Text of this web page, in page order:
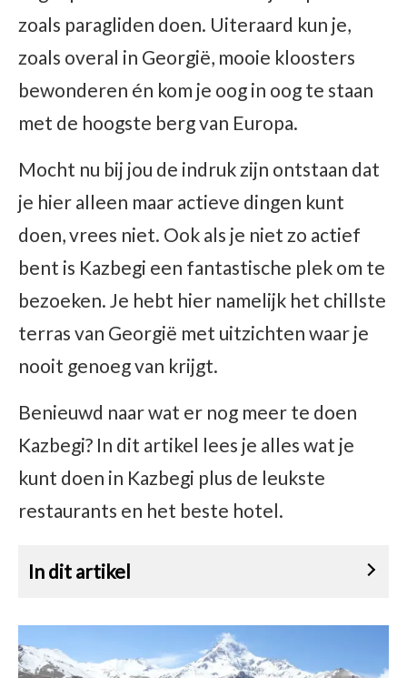
zoals paragliden doen. Uiteraard kun je,
zoals overal in Georgië, mooie kloosters
bewonderen én kom je oog in oog te staan
met de hoogste berg van Europa.
Mocht nu bij jou de indruk zijn ontstaan dat
je hier alleen maar actieve dingen kunt
doen, vrees niet. Ook als je niet zo actief
bent is Kazbegi een fantastische plek om te
bezoeken. Je hebt hier namelijk het chillste
terras van Georgië met uitzichten waar je
nooit genoeg van krijgt.
Benieuwd naar wat er nog meer te doen
Kazbegi? In dit artikel lees je alles wat je
kunt doen in Kazbegi plus de leukste
restaurants en het beste hotel.
In dit artikel